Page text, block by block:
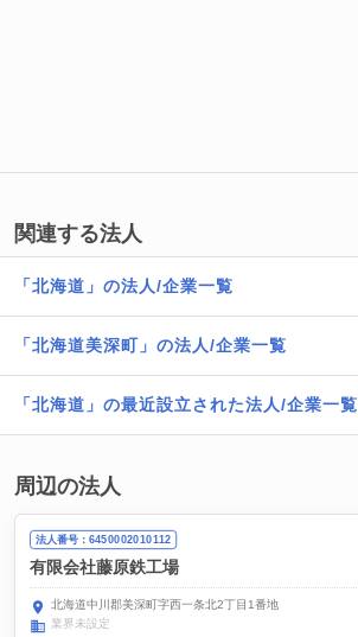
関連する法人
「北海道」の法人/企業一覧
「北海道美深町」の法人/企業一覧
「北海道」の最近設立された法人/企業一覧
周辺の法人
法人番号：6450002010112
有限会社藤原鉄工場
北海道中川郡美深町字西一条北2丁目1番地
業界未設定